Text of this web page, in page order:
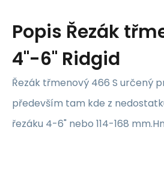
Popis Řezák
4"-6" Ridgid
Řezák třmenový 466 S určený
především tam kde z
řezáku 4-6" nebo 114-168